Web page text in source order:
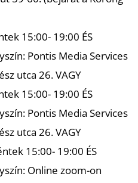
15:00- 19:00 ÉS
Pontis Media Services
utca 26. VAGY
15:00- 19:00 ÉS
Pontis Media Services
utca 26. VAGY
15:00- 19:00 ÉS
Online zoom-on